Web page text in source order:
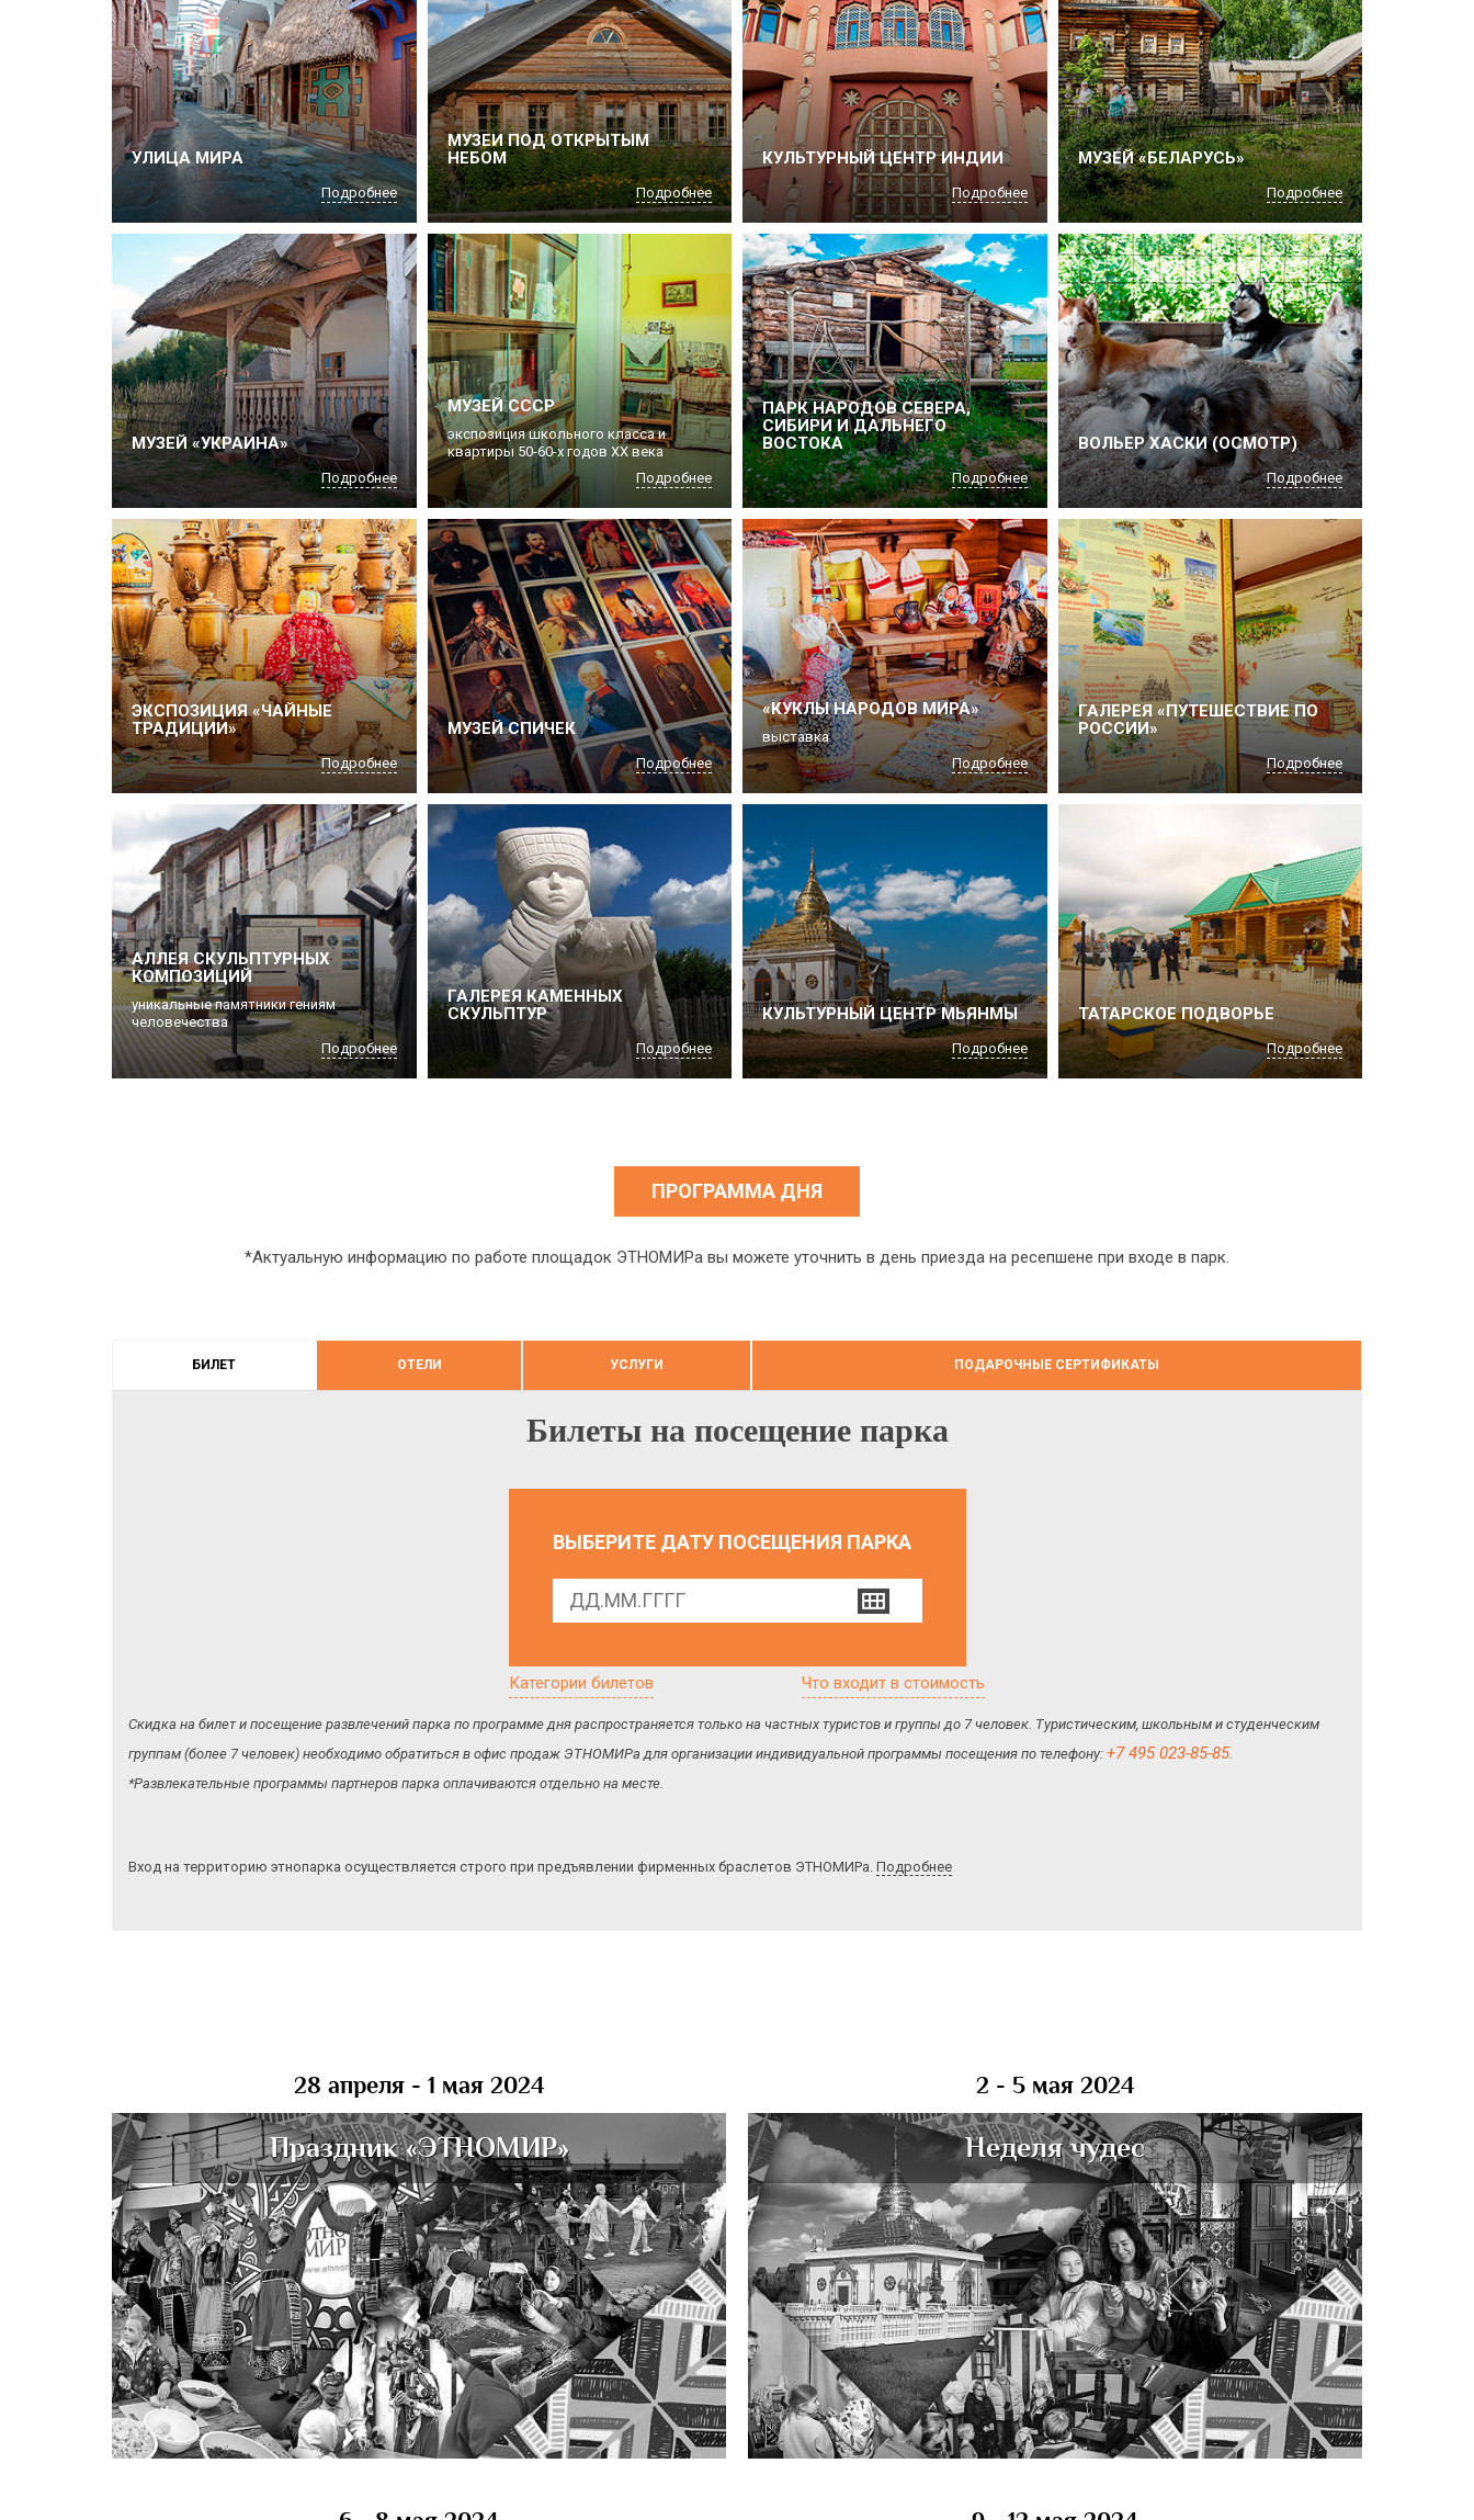
УЛИЦА МИРА
Подробнее
МУЗЕИ ПОД ОТКРЫТЫМ
НЕБОМ
Подробнее
КУЛЬТУРНЫЙ ЦЕНТР ИНДИИ
Подробнее
МУЗЕЙ «БЕЛАРУСЬ»
Подробнее
МУЗЕЙ «УКРАИНА»
Подробнее
МУЗЕЙ СССР
экспозиция школьного класса и
квартиры 50-60-х годов ХХ века
Подробнее
ПАРК НАРОДОВ СЕВЕРА,
СИБИРИ И ДАЛЬНЕГО
ВОСТОКА
Подробнее
ВОЛЬЕР ХАСКИ (ОСМОТР)
Подробнее
ЭКСПОЗИЦИЯ «ЧАЙНЫЕ
ТРАДИЦИИ»
Подробнее
МУЗЕЙ СПИЧЕК
Подробнее
«КУКЛЫ НАРОДОВ МИРА»
выставка
Подробнее
ГАЛЕРЕЯ «ПУТЕШЕСТВИЕ ПО
РОССИИ»
Подробнее
АЛЛЕЯ СКУЛЬПТУРНЫХ
КОМПОЗИЦИЙ
уникальные памятники гениям
человечества
Подробнее
ГАЛЕРЕЯ КАМЕННЫХ
СКУЛЬПТУР
Подробнее
КУЛЬТУРНЫЙ ЦЕНТР МЬЯНМЫ
Подробнее
ТАТАРСКОЕ ПОДВОРЬЕ
Подробнее
ПРОГРАММА ДНЯ
*Актуальную информацию по работе площадок ЭТНОМИРа вы можете уточнить в день приезда на ресепшене при входе в парк.
БИЛЕТ ОТЕЛИ УСЛУГИ ПОДАРОЧНЫЕ СЕРТИФИКАТЫ
Билеты на посещение парка
ВЫБЕРИТЕ ДАТУ ПОСЕЩЕНИЯ ПАРКА
Категории билетов Что входит в стоимость
Скидка на билет и посещение развлечений парка по программе дня распространяется только на частных туристов и группы до 7 человек. Туристическим, школьным и студенческим
группам (более 7 человек) необходимо обратиться в офис продаж ЭТНОМИРа для организации индивидуальной программы посещения по телефону: +7 495 023-85-85.
*Развлекательные программы партнеров парка оплачиваются отдельно на месте.
Вход на территорию этнопарка осуществляется строго при предъявлении фирменных браслетов ЭТНОМИРа. Подробнее
28 апреля - 1 мая 2024
Праздник «ЭТНОМИР»
2 - 5 мая 2024
Неделя чудес